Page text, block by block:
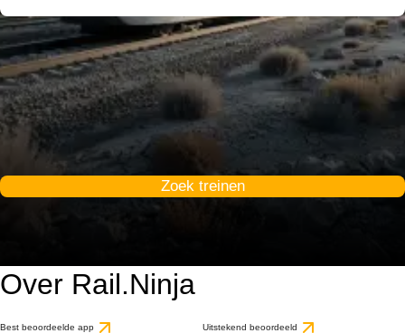
Zoek treinen
Over Rail.Ninja
Best beoordeelde app Uitstekend beoordeeld